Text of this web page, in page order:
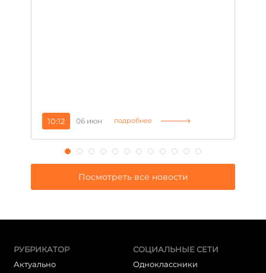
10:12 06 июн подробнее
Посмотреть все новости
РУБРИКАТОР
Актуально
СОЦИАЛЬНЫЕ СЕТИ
Одноклассники